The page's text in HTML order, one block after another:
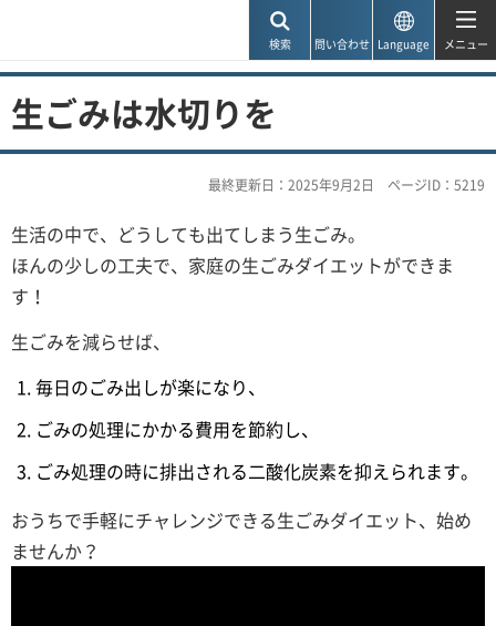
検索 問い合わせ Language メニュー
生ごみは水切りを
最終更新日：2025年9月2日 ページID：5219
生活の中で、どうしても出てしまう生ごみ。
ほんの少しの工夫で、家庭の生ごみダイエットができま
す！
生ごみを減らせば、
毎日のごみ出しが楽になり、
ごみの処理にかかる費用を節約し、
ごみ処理の時に排出される二酸化炭素を抑えられます。
おうちで手軽にチャレンジできる生ごみダイエット、始め
ませんか？